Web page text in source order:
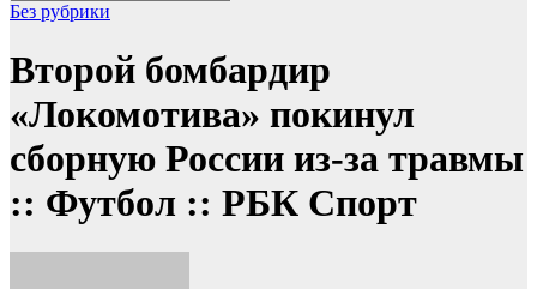
Без рубрики
Второй бомбардир
«Локомотива» покинул
сборную России из-за травмы
:: Футбол :: РБК Спорт